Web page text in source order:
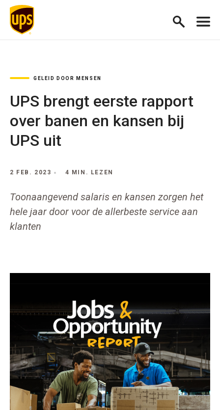
GELEID DOOR MENSEN
UPS brengt eerste rapport
over banen en kansen bij
UPS uit
2 FEB. 2023 4 MIN. LEZEN
Toonaangevend salaris en kansen zorgen het
hele jaar door voor de allerbeste service aan
klanten